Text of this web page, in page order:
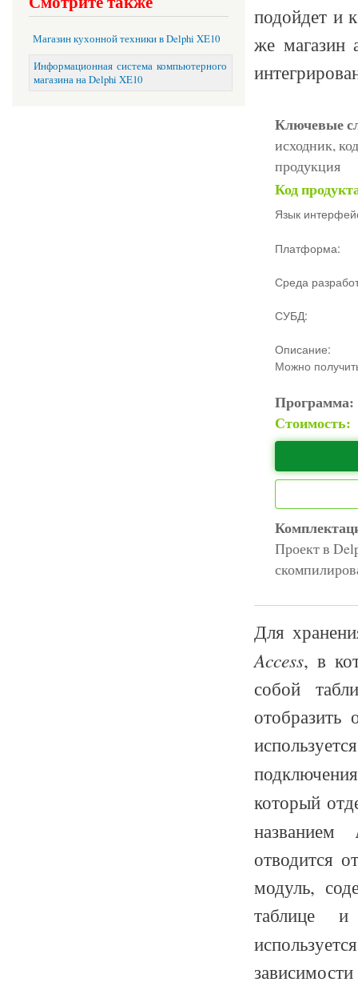
Магазин кухонной техники в Delphi XE10
Информационная система компьютерного
магазина на Delphi XE10
подойдет и
же магазин
Ключевые
исходник,
продукция
Код
Язык
Платформа:
Среда
СУБД:
Описание:
Можно
Стоимость:
Проект в
Для
Access, в
собой
который
названием
отводится
модуль,
таблице